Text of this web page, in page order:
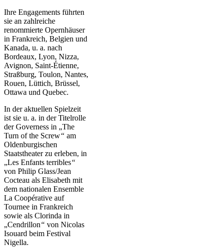
Ihre Engagements führten
sie an zahlreiche
renommierte Opernhäuser
in Frankreich, Belgien und
Kanada, u. a. nach
Bordeaux, Lyon, Nizza,
Avignon, Saint-Étienne,
Straßburg, Toulon, Nantes,
Rouen, Lüttich, Brüssel,
Ottawa und Quebec.
In der aktuellen Spielzeit
ist sie u. a. in der Titelrolle
der Governess in „The
Turn of the Screw“ am
Oldenburgischen
Staatstheater zu erleben, in
„Les Enfants terribles“
von Philip Glass/Jean
Cocteau als Elisabeth mit
dem nationalen Ensemble
La Coopérative auf
Tournee in Frankreich
sowie als Clorinda in
„Cendrillon“ von Nicolas
Isouard beim Festival
Nigella.